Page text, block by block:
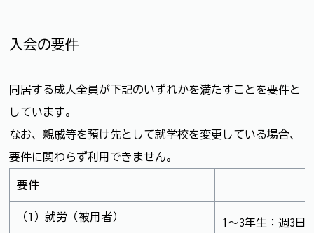
入会の要件
同居する成人全員が下記のいずれかを満たすことを要件と
しています。
なお、親戚等を預け先として就学校を変更している場合、
要件に関わらず利用できません。
要件
（1）就労（被用者）
1～3年生：週3日